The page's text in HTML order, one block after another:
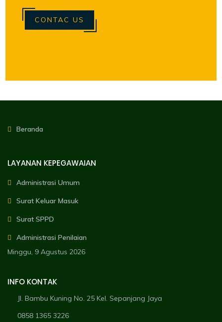
CONTAC US
Beranda
LAYANAN KEPEGAWAIAN
Administrasi Umum
Surat Keluar Masuk
Surat SPPD
Administrasi Penilaian
Minggu, 9 Agustus 2026
INFO KONTAK
Jl. Bambu Kuning No. 25 Kel. Sepanjang Jaya
0858 1365 3226